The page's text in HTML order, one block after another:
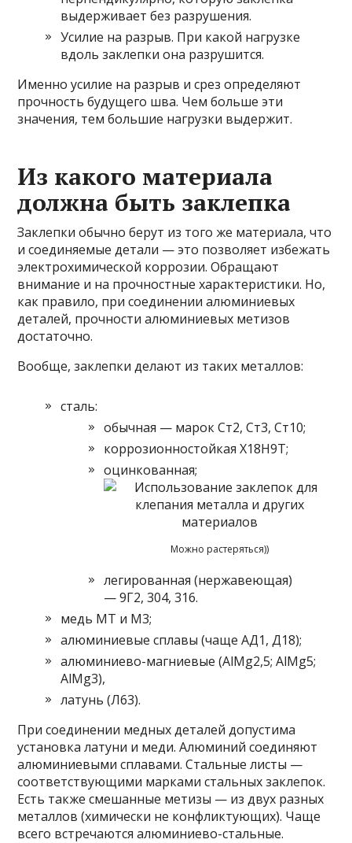
выдерживает без разрушения.
Усилие на разрыв. При какой нагрузке
вдоль заклепки она разрушится.
Именно усилие на разрыв и срез определяют
прочность будущего шва. Чем больше эти
значения, тем большие нагрузки выдержит.
Из какого материала
должна быть заклепка
Заклепки обычно берут из того же материала, что
и соединяемые детали — это позволяет избежать
электрохимической коррозии. Обращают
внимание и на прочностные характеристики. Но,
как правило, при соединении алюминиевых
деталей, прочности алюминиевых метизов
достаточно.
Вообще, заклепки делают из таких металлов:
сталь:
обычная — марок Ст2, Ст3, Ст10;
коррозионностойкая Х18Н9Т;
оцинкованная;
Можно растеряться))
легированная (нержавеющая)
— 9Г2, 304, 316.
медь МТ и М3;
алюминиевые сплавы (чаще АД1, Д18);
алюминиево-магниевые (AlMg2,5; AlMg5;
AlMg3),
латунь (Л63).
При соединении медных деталей допустима
установка латуни и меди. Алюминий соединяют
алюминиевыми сплавами. Стальные листы —
соответствующими марками стальных заклепок.
Есть также смешанные метизы — из двух разных
металлов (химически не конфликтующих). Чаще
всего встречаются алюминиево-стальные.